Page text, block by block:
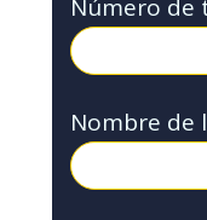
Número de
Nombre de